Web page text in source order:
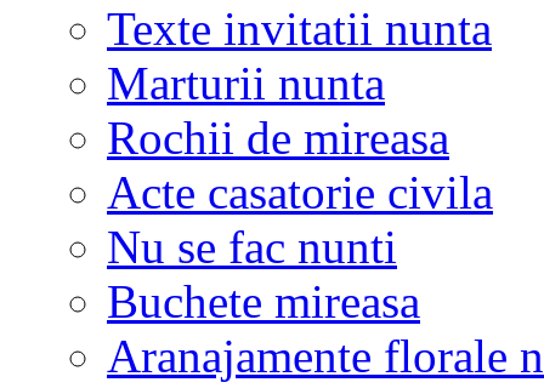
Texte invitatii nunta
Marturii nunta
Rochii de mireasa
Acte casatorie civila
Nu se fac nunti
Buchete mireasa
Aranajamente florale